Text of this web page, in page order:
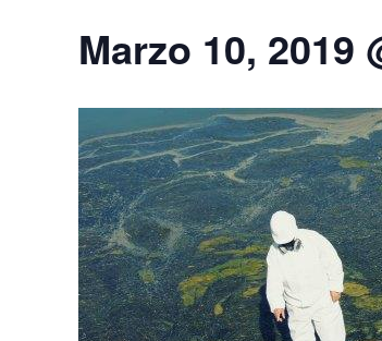
Marzo 10, 2019